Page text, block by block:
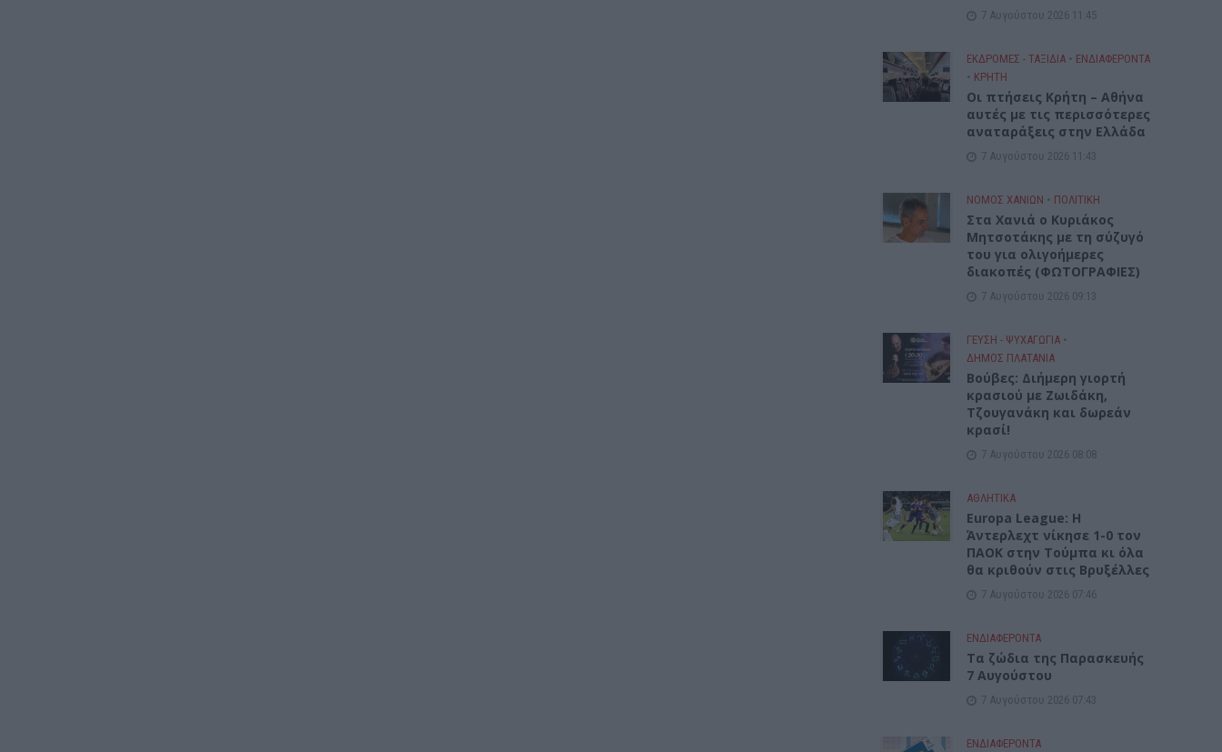
7 Αυγούστου 2026 11:45
ΕΚΔΡΟΜΈΣ - ΤΑΞΊΔΙΑ • ΕΝΔΙΑΦΕΡΟΝΤΑ
• ΚΡΗΤΗ
Οι πτήσεις Κρήτη – Αθήνα
αυτές με τις περισσότερες
αναταράξεις στην Ελλάδα
7 Αυγούστου 2026 11:43
ΝΟΜΌΣ ΧΑΝΊΩΝ • ΠΟΛΙΤΙΚΗ
Στα Χανιά ο Κυριάκος
Μητσοτάκης με τη σύζυγό
του για ολιγοήμερες
διακοπές (ΦΩΤΟΓΡΑΦΙΕΣ)
7 Αυγούστου 2026 09:13
ΓΕΎΣΗ - ΨΥΧΑΓΩΓΊΑ •
ΔΉΜΟΣ ΠΛΑΤΑΝΙΆ
Βούβες: Διήμερη γιορτή
κρασιού με Ζωιδάκη,
Τζουγανάκη και δωρεάν
κρασί!
7 Αυγούστου 2026 08:08
ΑΘΛΗΤΙΚΑ
Europa League: Η
Άντερλεχτ νίκησε 1-0 τον
ΠΑΟΚ στην Τούμπα κι όλα
θα κριθούν στις Βρυξέλλες
7 Αυγούστου 2026 07:46
ΕΝΔΙΑΦΕΡΟΝΤΑ
Tα ζώδια της Παρασκευής
7 Αυγούστου
7 Αυγούστου 2026 07:43
ΕΝΔΙΑΦΕΡΟΝΤΑ